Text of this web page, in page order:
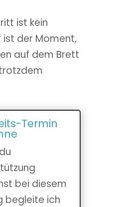
ist kein
ist der Moment,
auf dem Brett
Termin
bei diesem
begleite ich